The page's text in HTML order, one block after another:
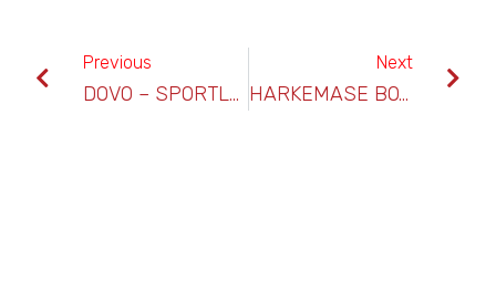
Previous
DOVO – SPORTLUST ’46
Next
HARKEMASE BOYS – SPORTLUST ’46 ( 1-2)